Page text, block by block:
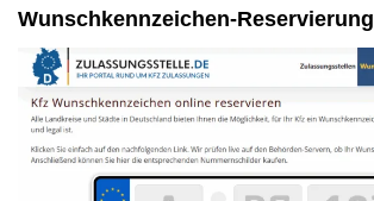
Wunschkennzeichen-Reservierung